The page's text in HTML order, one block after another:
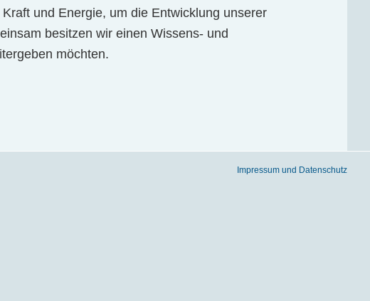
und Energie, um die Entwicklung unserer
besitzen wir einen Wissens- und
möchten.
Impressum und Datenschutz